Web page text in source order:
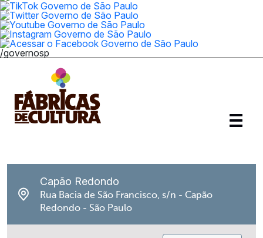
/governosp
Capão Redondo
Rua Bacia de São Francisco, s/n - Capão
Redondo - São Paulo